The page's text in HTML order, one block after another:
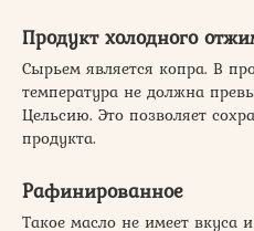
Продукт холодного
Сырьем является копра. В
температура не должна
Цельсию. Это позволяет
продукта.
Рафинированное
Такое масло не имеет вкуса